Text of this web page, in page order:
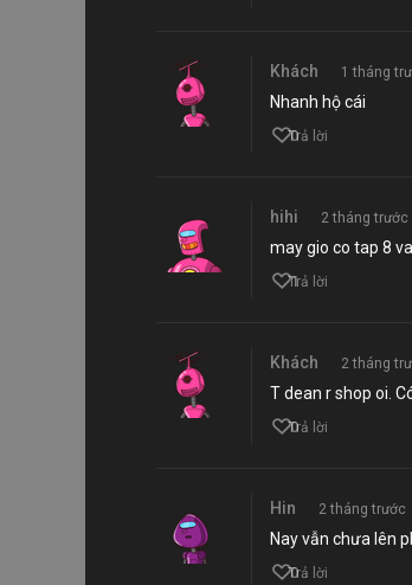
Khách 1 tháng
Nhanh hộ cái
0
Trả lời
hihi 2 tháng trước
may gio co tap 8
1
Trả lời
Khách 2 tháng
T dean r shop oi.
0
Trả lời
Hin 2 tháng trước
Nay vẫn chưa lên
0
Trả lời